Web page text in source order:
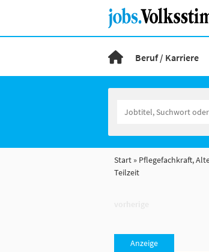
Beruf / Karriere
Start
Pflegefachkraft,
Teilzeit
Anzeige